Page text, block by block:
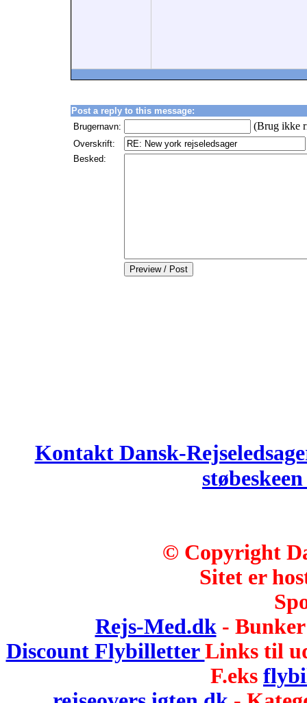
Post a reply to this message:
Brugernavn:
(Brug ikke
Overskrift:
Besked:
Kontakt Dansk-
© Copyright
Sitet er
Rejs-Med.dk- Bunker
Discount Flybilletter Links til
F.eks